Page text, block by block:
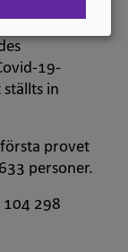
19-
in
provet
personer.
104 298